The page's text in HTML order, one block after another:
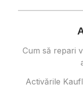
Cum să repari
Activările